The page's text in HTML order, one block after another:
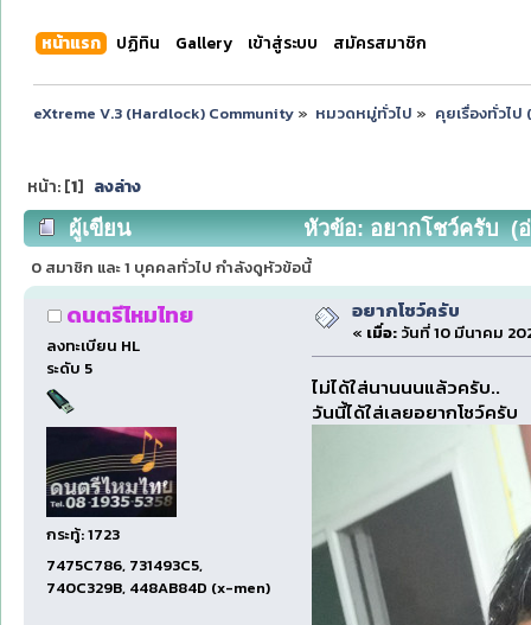
หน้าแรก ปฏิทิน Gallery เข้าสู่ระบบ สมัครสมาชิก
eXtreme V.3 (Hardlock) Community» หมวดหมู่ทั่วไป » คุยเรื่องทั่วไป
หน้า: [1] ลงล่าง
ผู้เขียน หัวข้อ: อยากโชว์ครับ (อ่
0 สมาชิก และ 1 บุคคลทั่วไป กำลังดูหัวข้อนี้
ดนตรีไหมไทย
ลงทะเบียน HL
ระดับ 5
กระทู้: 1723
7475C786, 731493C5,
740C329B, 448AB84D (x-men)
อยากโชว์ครับ
« เมื่อ:วันที่ 10 มีนาคม
ไม่ได้ใส่นานนนแล้วครับ..
วันนี้ได้ใส่เลยอยากโชว์ครับ